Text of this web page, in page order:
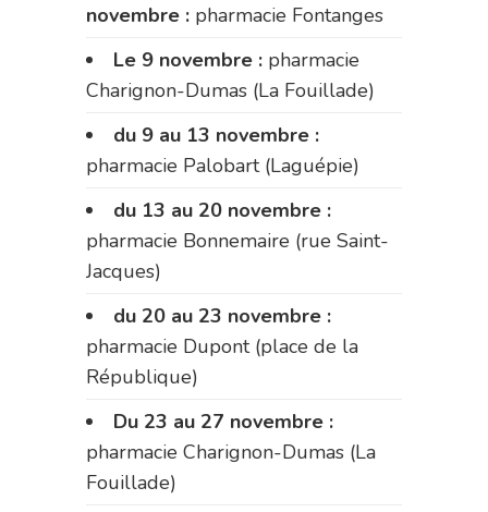
novembre : pharmacie Fontanges
Le 9 novembre : pharmacie
Charignon-Dumas (La Fouillade)
du 9 au 13 novembre :
pharmacie Palobart (Laguépie)
du 13 au 20 novembre :
pharmacie Bonnemaire (rue Saint-
Jacques)
du 20 au 23 novembre :
pharmacie Dupont (place de la
République)
Du 23 au 27 novembre :
pharmacie Charignon-Dumas (La
Fouillade)